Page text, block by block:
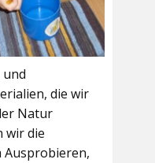
die wir
Natur
wir die
Ausprobieren,